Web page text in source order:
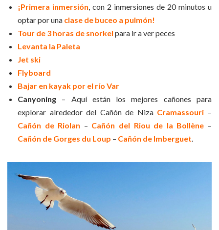
¡Primera inmersión , con 2 inmersiones de 20 minutos u
optar por una clase de buceo a pulmón!
Tour de 3 horas de snorkel para ir a ver peces
Levanta la Paleta
Jet ski
Flyboard
Bajar en kayak por el río Var
Canyoning – Aquí están los mejores cañones para
explorar alrededor del Cañón de Niza Cramassouri –
Cañón de Riolan – Cañón del Riou de la Bollène –
Cañón de Gorges du Loup – Cañón de Imberguet